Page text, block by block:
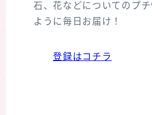
石、花などについてのプ
ように毎日お届け！
登録はコチラ